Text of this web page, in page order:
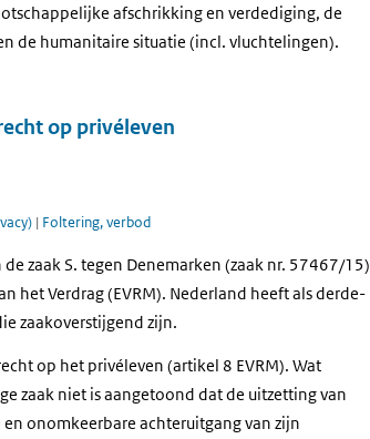
afschrikking en verdediging, de
de humanitaire situatie (incl. vluchtelingen).
op privéleven
| Foltering, verbod
zaak S. tegen Denemarken (zaak nr. 57467/15)
het Verdrag (EVRM). Nederland heeft als derde-
zaakoverstijgend zijn.
op het privéleven (artikel 8 EVRM). Wat
zaak niet is aangetoond dat de uitzetting van
onomkeerbare achteruitgang van zijn